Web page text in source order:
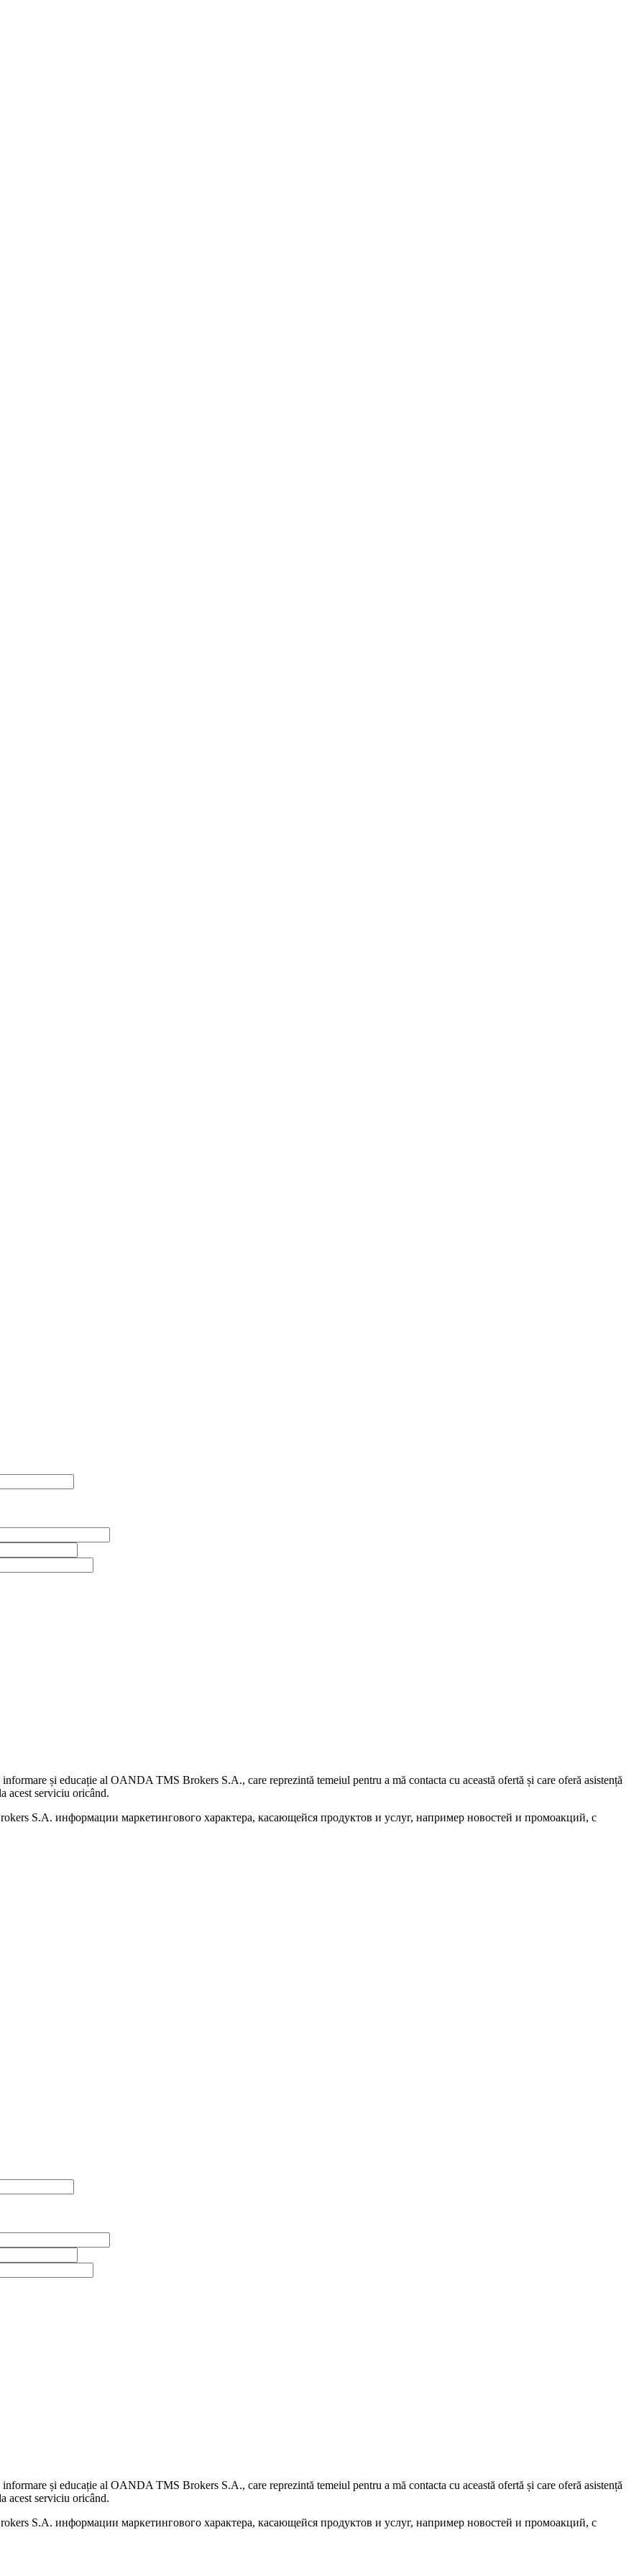
și educație al OANDA TMS Brokers S.A., care reprezintă temeiul pentru a mă contacta cu această ofertă și care oferă asistență
acest serviciu oricând.
S.A. информации маркетингового характера, касающейся продуктов и услуг, например новостей и промоакций, с
și educație al OANDA TMS Brokers S.A., care reprezintă temeiul pentru a mă contacta cu această ofertă și care oferă asistență
acest serviciu oricând.
S.A. информации маркетингового характера, касающейся продуктов и услуг, например новостей и промоакций, с